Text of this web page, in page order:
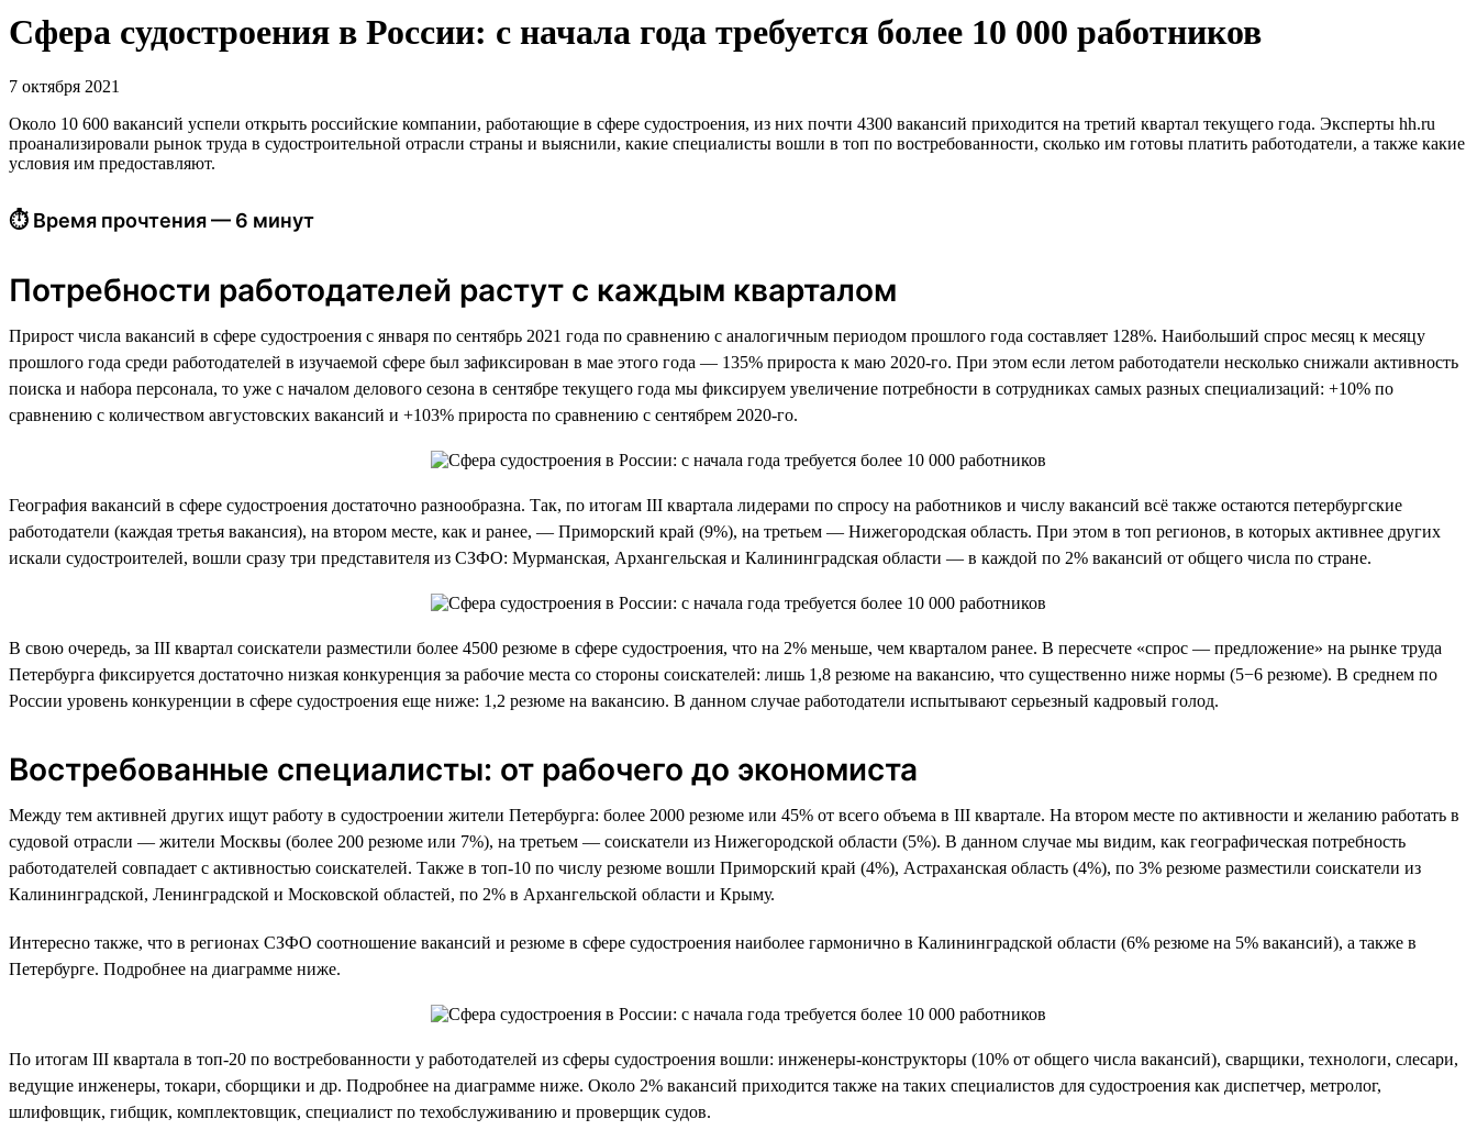
Сфера судостроения в России: с начала года требуется более 10 000 работников
7 октября 2021
Около 10 600 вакансий успели открыть российские компании, работающие в сфере судостроения, из них почти 4300 вакансий приходится на третий квартал текущего года. Эксперты hh.ru
проанализировали рынок труда в судостроительной отрасли страны и выяснили, какие специалисты вошли в топ по востребованности, сколько им готовы платить работодатели, а также какие
условия им предоставляют.
⏱ Время прочтения — 6 минут
Потребности работодателей растут с каждым кварталом
Прирост числа вакансий в сфере судостроения с января по сентябрь 2021 года по сравнению с аналогичным периодом прошлого года составляет 128%. Наибольший спрос месяц к месяцу
прошлого года среди работодателей в изучаемой сфере был зафиксирован в мае этого года — 135% прироста к маю 2020-го. При этом если летом работодатели несколько снижали активность
поиска и набора персонала, то уже с началом делового сезона в сентябре текущего года мы фиксируем увеличение потребности в сотрудниках самых разных специализаций: +10% по
сравнению с количеством августовских вакансий и +103% прироста по сравнению с сентябрем 2020-го.
География вакансий в сфере судостроения достаточно разнообразна. Так, по итогам III квартала лидерами по спросу на работников и числу вакансий всё также остаются петербургские
работодатели (каждая третья вакансия), на втором месте, как и ранее, — Приморский край (9%), на третьем — Нижегородская область. При этом в топ регионов, в которых активнее других
искали судостроителей, вошли сразу три представителя из СЗФО: Мурманская, Архангельская и Калининградская области — в каждой по 2% вакансий от общего числа по стране.
В свою очередь, за III квартал соискатели разместили более 4500 резюме в сфере судостроения, что на 2% меньше, чем кварталом ранее. В пересчете «спрос — предложение» на рынке труда
Петербурга фиксируется достаточно низкая конкуренция за рабочие места со стороны соискателей: лишь 1,8 резюме на вакансию, что существенно ниже нормы (5−6 резюме). В среднем по
России уровень конкуренции в сфере судостроения еще ниже: 1,2 резюме на вакансию. В данном случае работодатели испытывают серьезный кадровый голод.
Востребованные специалисты: от рабочего до экономиста
Между тем активней других ищут работу в судостроении жители Петербурга: более 2000 резюме или 45% от всего объема в III квартале. На втором месте по активности и желанию работать в
судовой отрасли — жители Москвы (более 200 резюме или 7%), на третьем — соискатели из Нижегородской области (5%). В данном случае мы видим, как географическая потребность
работодателей совпадает с активностью соискателей. Также в топ-10 по числу резюме вошли Приморский край (4%), Астраханская область (4%), по 3% резюме разместили соискатели из
Калининградской, Ленинградской и Московской областей, по 2% в Архангельской области и Крыму.
Интересно также, что в регионах СЗФО соотношение вакансий и резюме в сфере судостроения наиболее гармонично в Калининградской области (6% резюме на 5% вакансий), а также в
Петербурге. Подробнее на диаграмме ниже.
По итогам III квартала в топ-20 по востребованности у работодателей из сферы судостроения вошли: инженеры-конструкторы (10% от общего числа вакансий), сварщики, технологи, слесари,
ведущие инженеры, токари, сборщики и др. Подробнее на диаграмме ниже. Около 2% вакансий приходится также на таких специалистов для судостроения как диспетчер, метролог,
шлифовщик, гибщик, комплектовщик, специалист по техобслуживанию и проверщик судов.